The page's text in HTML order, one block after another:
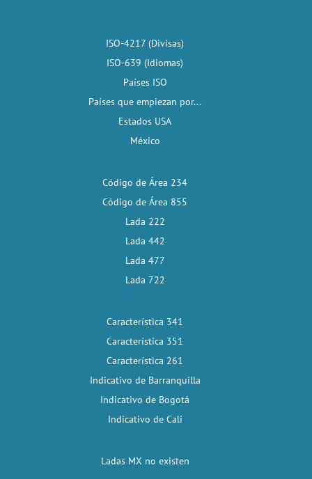
ISO-4217 (Divisas)
ISO-639 (Idiomas)
Países ISO
Países que empiezan por...
Estados USA
México
Código de Área 234
Código de Área 855
Lada 222
Lada 442
Lada 477
Lada 722
Característica 341
Característica 351
Característica 261
Indicativo de Barranquilla
Indicativo de Bogotá
Indicativo de Cali
Ladas MX no existen